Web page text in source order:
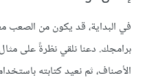
في البداية، قد يكون من الصعب
برامجك. دعنا نلقي نظرةً على
الأصناف، ثم نعيد كتابته